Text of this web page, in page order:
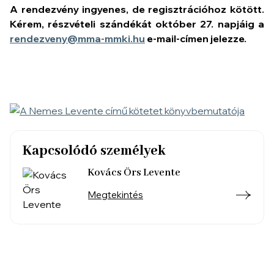
A rendezvény ingyenes, de regisztrációhoz kötött.
Kérem, részvételi szándékát október 27. napjáig a
rendezveny@mma-mmki.hu e-mail-címen jelezze.
Kapcsolódó személyek
Kovács Örs Levente
Megtekintés